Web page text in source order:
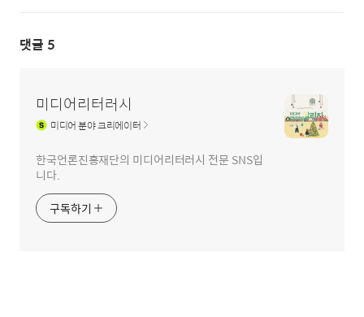
댓글 5
미디어리터러시
미디어분야 크리에이터
한국언론진흥재단의 미디어리터러시 전문 SNS입
니다.
구독하기